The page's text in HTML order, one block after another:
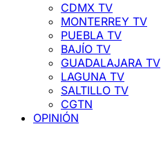
CDMX TV
MONTERREY TV
PUEBLA TV
BAJÍO TV
GUADALAJARA TV
LAGUNA TV
SALTILLO TV
CGTN
OPINIÓN